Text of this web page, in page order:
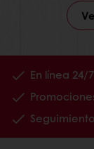
En línea 24/7